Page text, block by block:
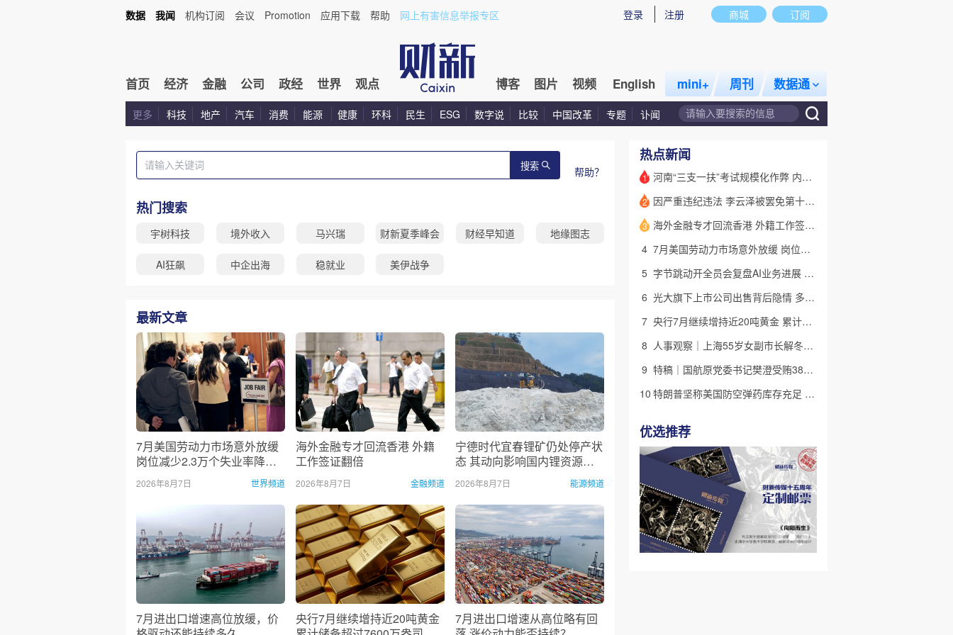
商城 订阅
登录 注册
数据 我闻 机构订阅 会议 Promotion 应用下载 帮助 网上有害信息举报专区
首页 经济 金融 公司 政经 世界 观点 博客 图片 视频 English mini+ 周刊 数据通
更多 科技 地产 汽车 消费 能源 健康 环科 民生 ESG 数字说 比较 中国改革 专题 讣闻
搜索 帮助？
热门搜索
宇树科技 境外收入 马兴瑞 财新夏季峰会 财经早知道 地缘图志
AI狂飙 中企出海 稳就业 美伊战争
最新文章
7月美国劳动力市场意外放缓
岗位减少2.3万个失业率降至
4.1%
2026年8月7日 世界频道
海外金融专才回流香港 外籍
工作签证翻倍
2026年8月7日 金融频道
宁德时代宜春锂矿仍处停产状
态 其动向影响国内锂资源供
需格局
2026年8月7日 能源频道
7月进出口增速高位放缓，价
央行7月继续增持近20吨黄金
7月进出口增速从高位略有回
热点新闻
1 河南“三支一扶”考试规模化作弊 内外勾结提前获取试卷
2 因严重违纪违法 李云泽被罢免第十四届全国人大代表职务
3
海外金融专才回流香港 外籍工作签证翻倍
4
7月美国劳动力市场意外放缓 岗位减少2.3万个失业率降至4.1%
5
字节跳动开全员会复盘AI业务进展 称大模型被海外竞对拉开差距
6
光大旗下上市公司出售背后隐情 多人卷入医疗腐败案被查
7
央行7月继续增持近20吨黄金 累计储备超过7600万盎司
8
人事观察｜上海55岁女副市长解冬进京 候任中国侨联副主席
9
特稿｜国航原党委书记樊澄受贿3847万元二审待宣判 否认大多数指控
10
特朗普坚称美国防空弹药库存充足 但不会向乌克兰提供更多
优选推荐